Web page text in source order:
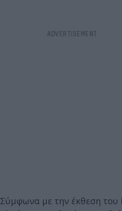
Σύμφωνα με την έκθεση του